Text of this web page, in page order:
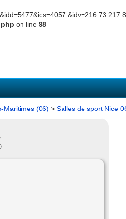
on line 98
Maritimes (06) > Salles de sport Nice